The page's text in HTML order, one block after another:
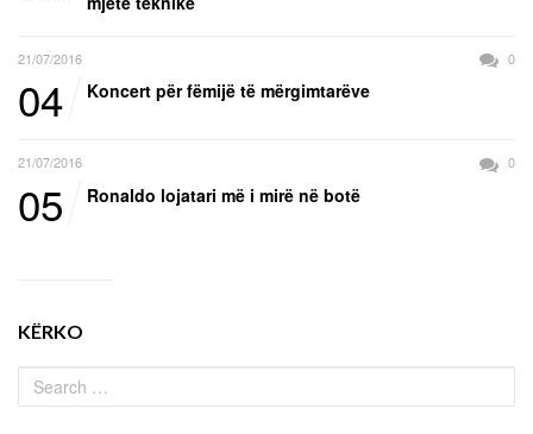
21/07/2016 0
04 Koncert për fëmijë të mërgimtarëve
21/07/2016 0
05 Ronaldo lojatari më i mirë në botë
KËRKO